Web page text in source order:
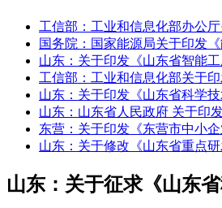
工信部：工业和信息化部办公
国务院：国家能源局关于印发
山东：关于印发《山东省智能
工信部：工业和信息化部关于
山东：关于印发《山东省科学
山东：山东省人民政府 关于印
东营：关于印发《东营市中小
山东：关于修改《山东省重点
山东：关于征求《山东